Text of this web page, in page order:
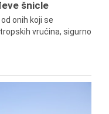
šnicle
onih koji se
vrućina, sigurno